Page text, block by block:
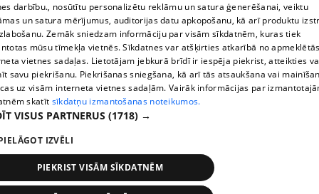
TV program
Contract rules
360 Ziņu kontakti
Helio Media
Vortal assistance service: e-mail -
All rights reserved.
darbību., nosūtītu personalizētu reklāmu un satura ģenerēšanai, veiktu
un satura mērījumus, auditorijas datu apkopošanu, kā arī produktu
Zemāk sniedzam informāciju par visām sīkdatnēm, kuras tiek
mūsu tīmekļa vietnēs. Sīkdatnes var atšķirties atkarībā no
vietnes sadaļas. Lietotājam jebkurā brīdī ir iespēja piekrist, atteikties
savu piekrišanu. Piekrišanas sniegšana, kā arī tās atsaukšana vai
uz visām interneta vietnes sadaļām. Vairāk informācijas par
skatīt sīkdatņu izmantošanas noteikumos.
VISUS PARTNERUS (1718) →
IZVĒLI
PIEKRIST VISĀM SĪKDATNĒM